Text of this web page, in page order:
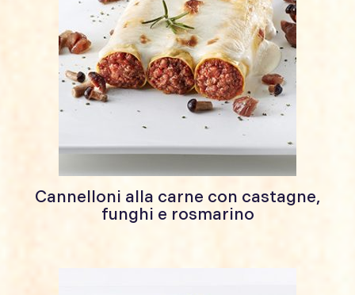
Cannelloni alla carne con castagne,
funghi e rosmarino